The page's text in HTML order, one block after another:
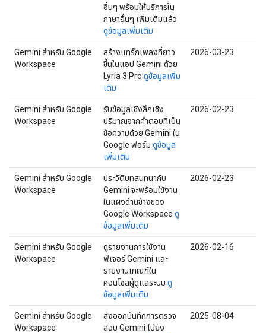
อื่นๆ พร้อมให้บริการใน
ภาษาอื่นๆ เพิ่มเติมแล้ว
ดูข้อมูลเพิ่มเติม
Gemini สำหรับ Google
Workspace
สร้างแทร็กเพลงที่ยาว
ขึ้นในแอป Gemini ด้วย
Lyria 3 Pro ดูข้อมูลเพิ่ม
เติม
2026-03-23
Gemini สำหรับ Google
Workspace
รับข้อมูลเชิงลึกเชิง
ปริมาณจากคำตอบที่เป็น
ข้อความด้วย Gemini ใน
Google ฟอร์ม ดูข้อมูล
เพิ่มเติม
2026-02-23
Gemini สำหรับ Google
Workspace
ประวัติบทสนทนากับ
Gemini จะพร้อมใช้งาน
ในแผงด้านข้างของ
Google Workspace ดู
ข้อมูลเพิ่มเติม
2026-02-23
Gemini สำหรับ Google
Workspace
ดูรายงานการใช้งาน
ฟีเจอร์ Gemini และ
รายงานเกณฑ์ใน
คอนโซลผู้ดูแลระบบ ดู
ข้อมูลเพิ่มเติม
2026-02-16
Gemini สำหรับ Google
Workspace
ส่งออกบันทึกการตรวจ
สอบ Gemini ไปยัง
2025-08-04